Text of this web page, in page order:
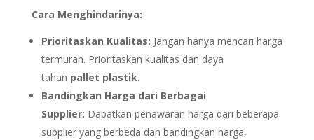
Cara Menghindarinya:
Prioritaskan Kualitas: Jangan hanya mencari harga
termurah. Prioritaskan kualitas dan daya
tahan pallet plastik.
Bandingkan Harga dari Berbagai
Supplier: Dapatkan penawaran harga dari beberapa
supplier yang berbeda dan bandingkan harga,